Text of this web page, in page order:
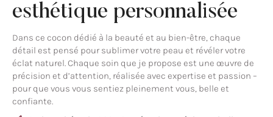
esthétique personnalisée
Dans ce cocon dédié à la beauté et au bien-être, chaque
détail est pensé pour sublimer votre peau et révéler votre
éclat naturel. Chaque soin que je propose est une œuvre de
précision et d’attention, réalisée avec expertise et passion –
pour que vous vous sentiez pleinement vous, belle et
confiante.